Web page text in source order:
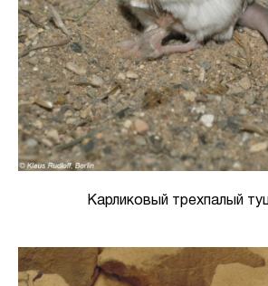
Карликовый трехпалый